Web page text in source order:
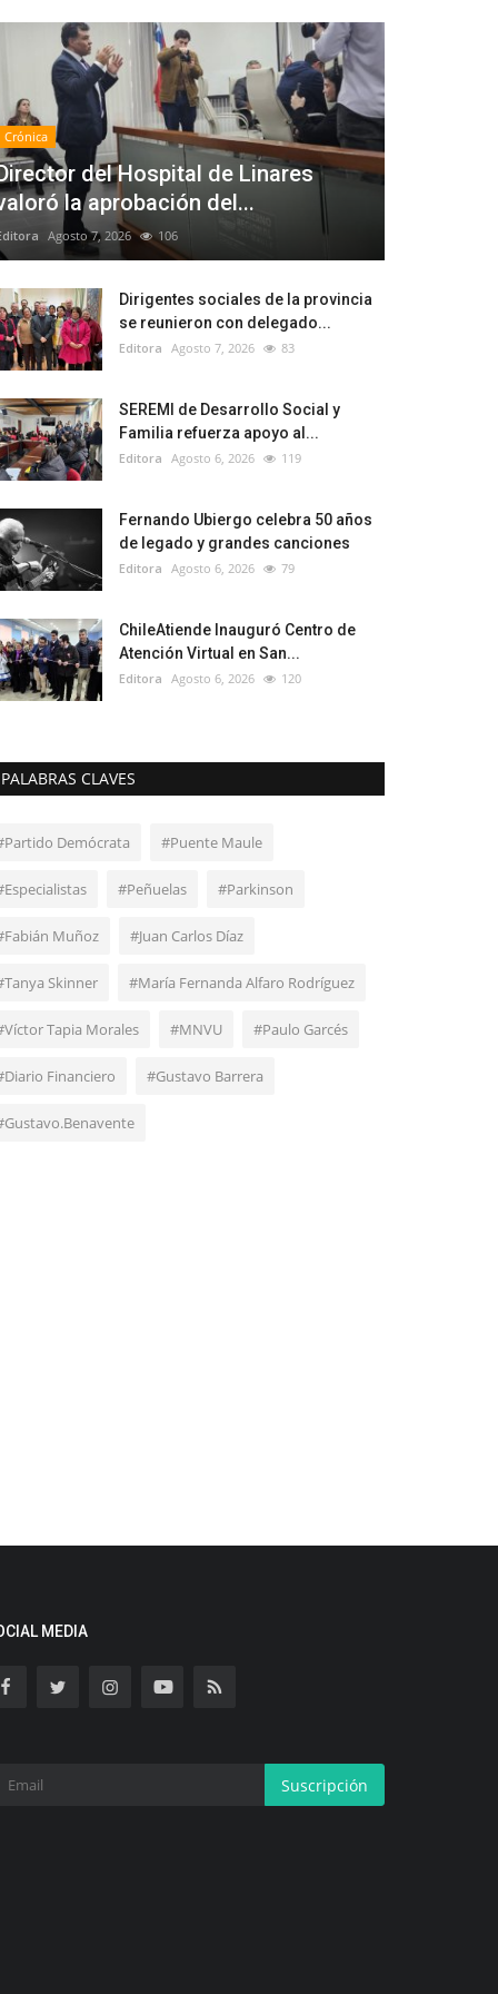
Crónica
del Hospital de Linares
la aprobación del...
Agosto 7, 2026 106
Dirigentes sociales de la provincia
se reunieron con delegado...
Editora Agosto 7, 2026 83
SEREMI de Desarrollo Social y
Familia refuerza apoyo al...
Editora Agosto 6, 2026 119
Fernando Ubiergo celebra 50 años
de legado y grandes canciones
Editora Agosto 6, 2026 79
ChileAtiende Inauguró Centro de
Atención Virtual en San...
Editora Agosto 6, 2026 120
PALABRAS CLAVES
Demócrata #Puente Maule
#Peñuelas #Parkinson
Muñoz #Juan Carlos Díaz
Skinner #María Fernanda Alfaro Rodríguez
Tapia Morales #MNVU #Paulo Garcés
Financiero #Gustavo Barrera
MEDIA
Suscripción